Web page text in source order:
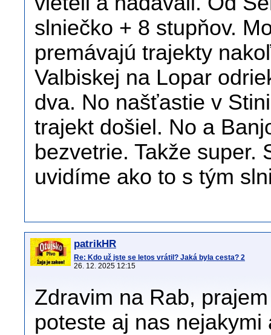
slniečko + 8 stupňov.
premávajú trajekty
Valbiskej na Lopar
dva. No našťastie v
trajekt došiel. No a
bezvetrie. Takže super.
uvidíme ako to s tým
patrikHR
Re: Kdo už jste se letos vrátil? Jaká byla cesta? 2
26. 12. 2025 12:15
Zdravim na Rab,
poteste aj nas